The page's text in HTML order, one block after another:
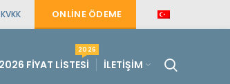
KVKK ONLINE ÖDEME
2026 FIYAT LISTESI
2026
İLETIŞIM